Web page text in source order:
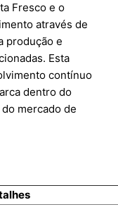
Fresco e o
através de
produção e
Esta
contínuo
dentro do
mercado de